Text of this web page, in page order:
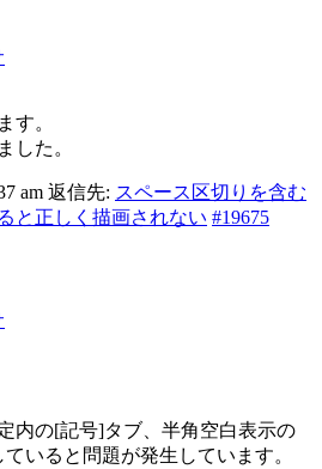
す。
した。
am 返信先: スペース区切りを含む
と正しく描画されない #19675
内の[記号]タブ、半角空白表示の
いると問題が発生しています。